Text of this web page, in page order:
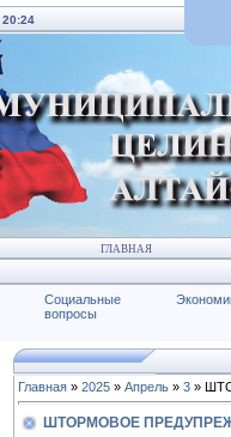
20:24
ГЛАВНАЯ
Социальные
вопросы
Главная » 2025 » Апрель » 3 »
ШТОРМОВОЕ